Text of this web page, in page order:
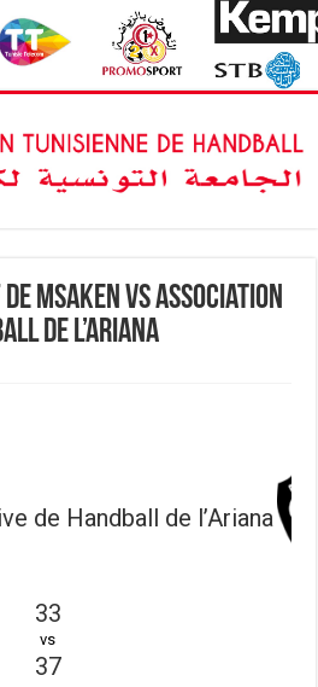
Msaken vs Association
de l’Ariana
de Handball de l’Ariana
33
vs
37